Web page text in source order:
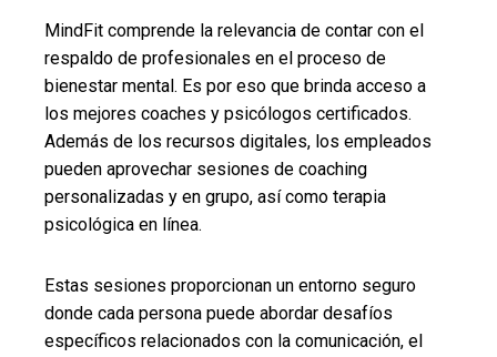
MindFit comprende la relevancia de contar con el
respaldo de profesionales en el proceso de
bienestar mental. Es por eso que brinda acceso a
los mejores coaches y psicólogos certificados.
Además de los recursos digitales, los empleados
pueden aprovechar sesiones de coaching
personalizadas y en grupo, así como terapia
psicológica en línea.
Estas sesiones proporcionan un entorno seguro
donde cada persona puede abordar desafíos
específicos relacionados con la comunicación, el